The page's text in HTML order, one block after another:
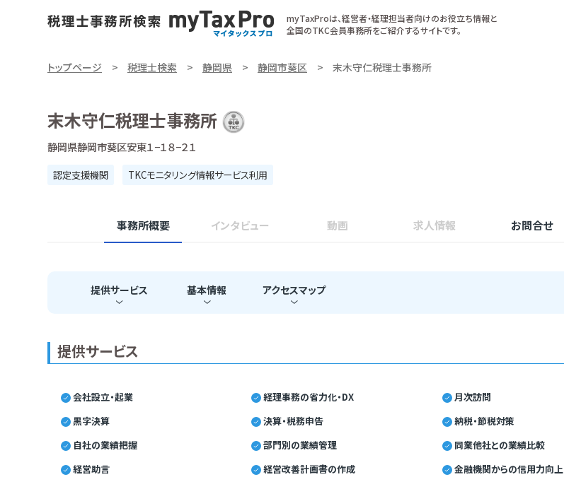
myTaxProは、経営者・経理担当者向けのお役立ち情報と
全国のTKC会員事務所をご紹介するサイトです。
トップページ 税理士検索 静岡県 静岡市葵区 末木守仁税理士事務所
末木守仁税理士事務所
静岡県静岡市葵区安東１−１８−２１
認定支援機関 TKCモニタリング情報サービス利用
事務所概要 インタビュー 動画 求人情報 お問合せ
提供サービス 基本情報 アクセスマップ
提供サービス
会社設立・起業 経理事務の省力化・DX
月次訪問
黒字決算
決算・税務申告
納税・節税対策
自社の業績把握
部門別の業績管理
同業他社との業績比較
経営助言
経営改善計画書の作成 金融機関からの信用力向上